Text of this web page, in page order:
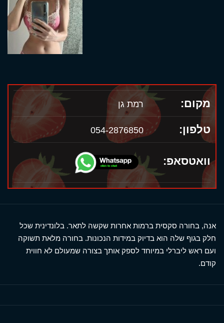
מקום: רמת גן
טלפון: 054-2876850
וואטסאפ:
אנה, בחורה סקסית ברמות אחרות שקשה לתאר. בלונדינית שכל
חלק בגוף שלה הוא בדיוק במידות הנכונות. בחורה מלאת תשוקה
ועם ראש ליברלי במיוחד לספק אותך בצורה שמעולם לא חווית
קודם.